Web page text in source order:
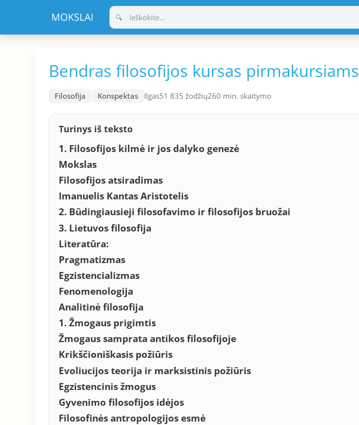
turinio
Bendras filosofijos kursas pirmakursiams
Filosofija Konspektas Ilgas51 835 žodžių260 min. skaitymo
Turinys iš teksto
1. Filosofijos kilmė ir jos dalyko genezė
Mokslas
Filosofijos atsiradimas
Imanuelis Kantas Aristotelis
2. Būdingiausieji filosofavimo ir filosofijos bruožai
3. Lietuvos filosofija
Literatūra:
Pragmatizmas
Egzistencializmas
Fenomenologija
Analitinė filosofija
1. Žmogaus prigimtis
Žmogaus samprata antikos filosofijoje
Krikščioniškasis požiūris
Evoliucijos teorija ir marksistinis požiūris
Egzistencinis žmogus
Gyvenimo filosofijos idėjos
Filosofinės antropologijos esmė